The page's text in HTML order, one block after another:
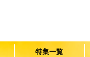
特集一覧